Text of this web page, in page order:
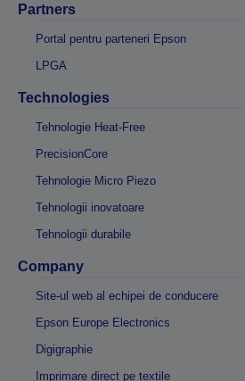
Partners
Portal pentru parteneri Epson
LPGA
Technologies
Tehnologie Heat-Free
PrecisionCore
Tehnologie Micro Piezo
Tehnologii inovatoare
Tehnologii durabile
Company
Site-ul web al echipei de conducere
Epson Europe Electronics
Digigraphie
Imprimare direct pe textile